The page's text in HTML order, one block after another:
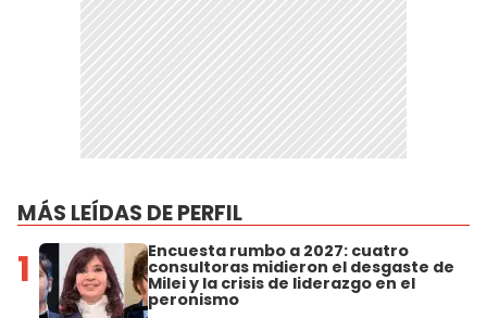
MÁS LEÍDAS DE PERFIL
1 Encuesta rumbo a 2027: cuatro
consultoras midieron el desgaste de
Milei y la crisis de liderazgo en el
peronismo